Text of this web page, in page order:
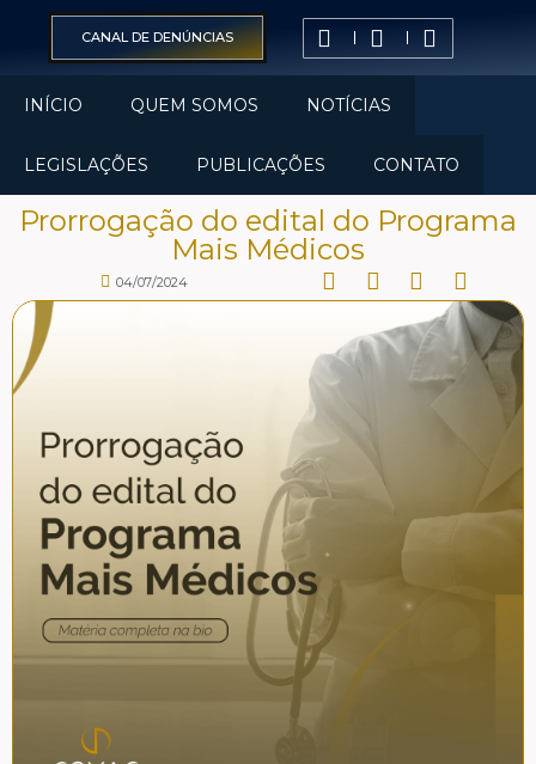
CANAL DE DENÚNCIAS
INÍCIO QUEM SOMOS NOTÍCIAS
LEGISLAÇÕES PUBLICAÇÕES CONTATO
Prorrogação do edital do Programa
Mais Médicos
04/07/2024